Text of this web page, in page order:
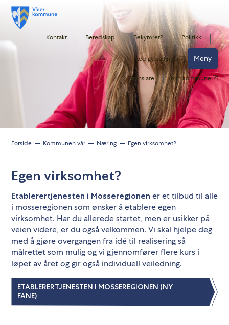
Kontakt Beredskap Bekymret? Politikk
Ledige stillinger Meny
Translate Min kommune
Forside Kommunen vår Næring Egen virksomhet?
Egen virksomhet?
Etablerertjenesten i Mosseregionen er et tilbud til alle
i mosseregionen som ønsker å etablere egen
virksomhet. Har du allerede startet, men er usikker på
veien videre, er du også velkommen. Vi skal hjelpe deg
med å gjøre overgangen fra idé til realisering så
målrettet som mulig og vi gjennomfører flere kurs i
løpet av året og gir også individuell veiledning.
ETABLERERTJENESTEN I MOSSEREGIONEN (NY
FANE)